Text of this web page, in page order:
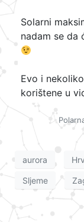
Solarni
nadam se da
Evo i
korištene u
aurora
Sljeme